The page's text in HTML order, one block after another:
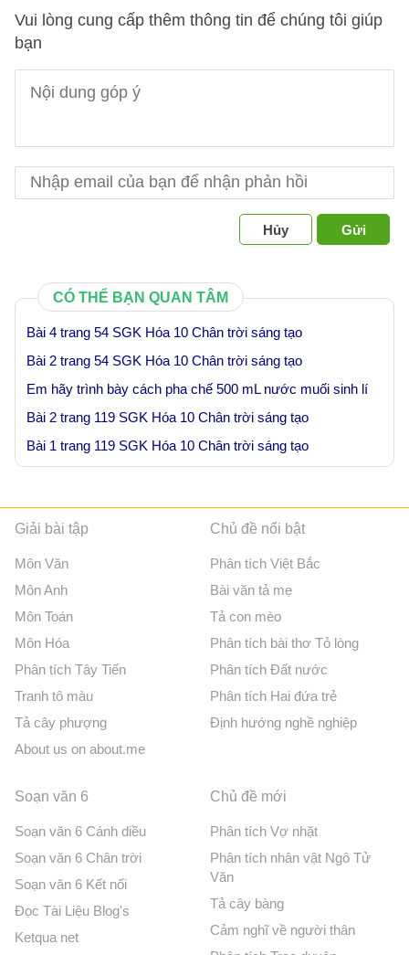
Vui lòng cung cấp thêm thông tin để chúng tôi giúp
bạn
Hủy Gửi
CÓ THỂ BẠN QUAN TÂM
Bài 4 trang 54 SGK Hóa 10 Chân trời sáng tạo
Bài 2 trang 54 SGK Hóa 10 Chân trời sáng tạo
Em hãy trình bày cách pha chế 500 mL nước muối sinh lí
Bài 2 trang 119 SGK Hóa 10 Chân trời sáng tạo
Bài 1 trang 119 SGK Hóa 10 Chân trời sáng tạo
Giải bài tập
Môn Văn
Môn Anh
Môn Toán
Môn Hóa
Phân tích Tây Tiến
Tranh tô màu
Tả cây phượng
About us on about.me
Chủ đề nổi bật
Phân tích Việt Bắc
Bài văn tả mẹ
Tả con mèo
Phân tích bài thơ Tỏ lòng
Phân tích Đất nước
Phân tích Hai đứa trẻ
Định hướng nghề nghiệp
Soạn văn 6
Soạn văn 6 Cánh diều
Soạn văn 6 Chân trời
Soạn văn 6 Kết nối
Đọc Tài Liệu Blog's
Ketqua net
Chủ đề mới
Phân tích Vợ nhặt
Phân tích nhân vật Ngô Tử
Văn
Tả cây bàng
Cảm nghĩ về người thân